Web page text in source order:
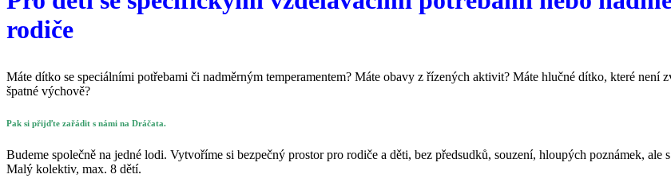
rodiče
Máte dítko se speciálními potřebami či nadměrným temperamentem? Máte obavy z řízených aktivit? Máte hlučné dítko, které
špatné výchově?
Pak si přijďte zařádit s námi na Dráčata.
Budeme společně na jedné lodi. Vytvoříme si bezpečný prostor pro rodiče a děti, bez předsudků, souzení, hloupých poznámek,
Malý kolektiv, max. 8 dětí.